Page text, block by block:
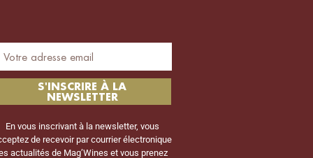
S'INSCRIRE À LA
NEWSLETTER
En vous inscrivant à la newsletter, vous
de recevoir par courrier électronique
actualités de Mag’Wines et vous prenez